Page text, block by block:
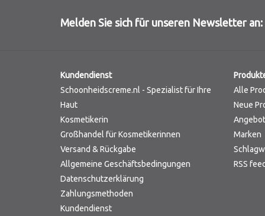
Melden Sie sich für unseren Newsletter an:
Kundendienst
Schoonheidscreme.nl - Spezialist für Ihre
Haut
Kosmetikerin
Großhandel für Kosmetikerinnen
Versand & Rückgabe
Allgemeine Geschäftsbedingungen
Datenschutzerklärung
Zahlungsmethoden
Kundendienst
Alle
Neue
Marken
RSS feed